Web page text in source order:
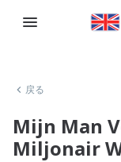
戻る
Mijn Man
Miljonair